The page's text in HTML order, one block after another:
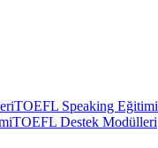
TOEFL Speaking Eğitimi
TOEFL Destek Modülleri